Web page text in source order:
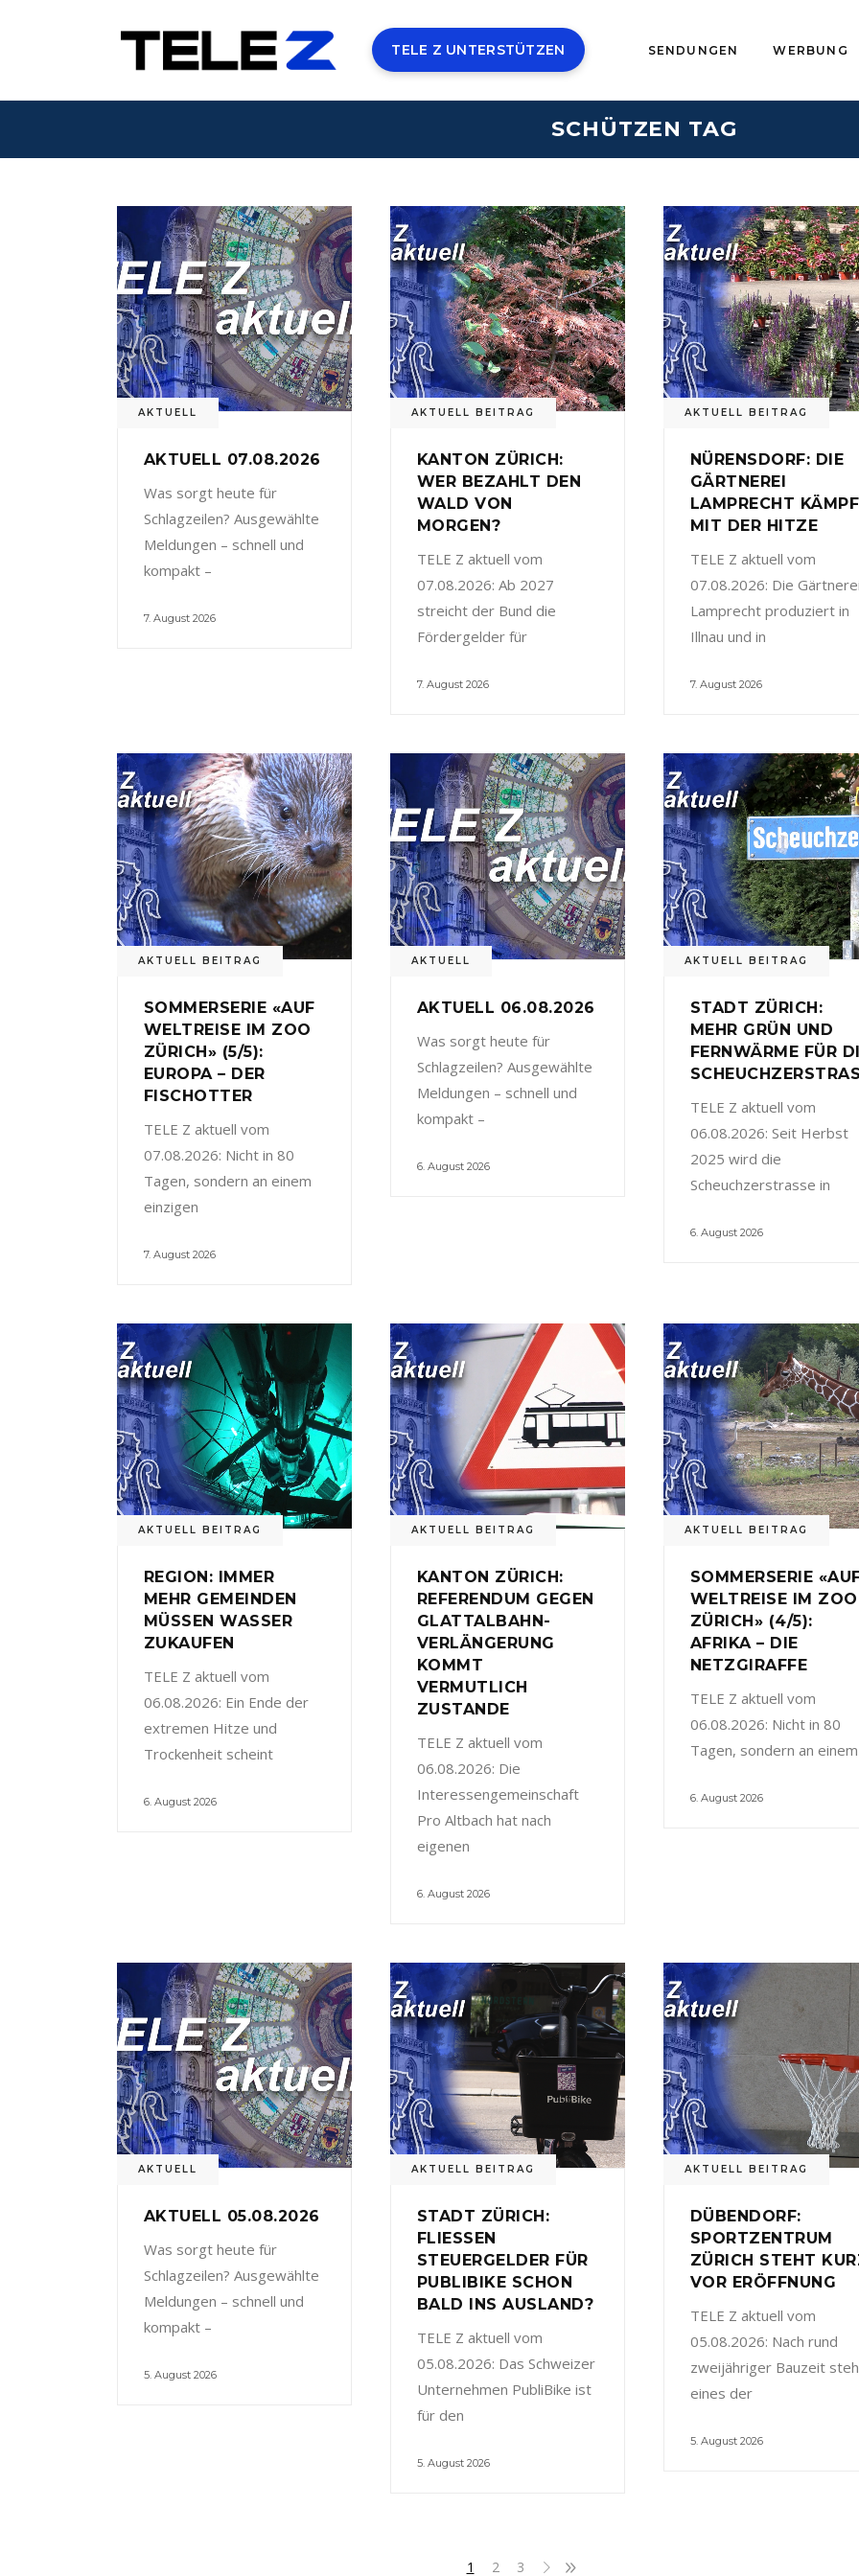
TELE Z UNTERSTÜTZEN SENDUNGEN WERBUNG
SCHÜTZEN TAG
AKTUELL
AKTUELL 07.08.2026
Was sorgt heute für
Schlagzeilen? Ausgewählte
Meldungen – schnell und
kompakt –
7. August 2026
AKTUELL BEITRAG
KANTON ZÜRICH:
WER BEZAHLT DEN
WALD VON
MORGEN?
TELE Z aktuell vom
07.08.2026: Ab 2027
streicht der Bund die
Fördergelder für
7. August 2026
AKTUELL BEITRAG
NÜRENSDORF: DIE
GÄRTNEREI
LAMPRECHT
MIT DER HITZE
TELE Z aktuell vom
07.08.2026: Die
Lamprecht produziert in
Illnau und in
7. August 2026
AKTUELL BEITRAG
SOMMERSERIE «AUF
WELTREISE IM ZOO
ZÜRICH» (5/5):
EUROPA – DER
FISCHOTTER
TELE Z aktuell vom
07.08.2026: Nicht in 80
Tagen, sondern an einem
einzigen
7. August 2026
AKTUELL
AKTUELL 06.08.2026
Was sorgt heute für
Schlagzeilen? Ausgewählte
Meldungen – schnell und
kompakt –
6. August 2026
AKTUELL BEITRAG
STADT ZÜRICH:
MEHR GRÜN UND
FERNWÄRME FÜR
TELE Z aktuell vom
06.08.2026: Seit Herbst
2025 wird die
Scheuchzerstrasse in
6. August 2026
AKTUELL BEITRAG
REGION: IMMER
MEHR GEMEINDEN
MÜSSEN WASSER
ZUKAUFEN
TELE Z aktuell vom
06.08.2026: Ein Ende der
extremen Hitze und
Trockenheit scheint
6. August 2026
AKTUELL BEITRAG
KANTON ZÜRICH:
REFERENDUM GEGEN
GLATTALBAHN-
VERLÄNGERUNG
KOMMT
VERMUTLICH
ZUSTANDE
TELE Z aktuell vom
06.08.2026: Die
Interessengemeinschaft
Pro Altbach hat nach
eigenen
6. August 2026
AKTUELL BEITRAG
SOMMERSERIE
WELTREISE IM ZOO
ZÜRICH» (4/5):
AFRIKA – DIE
NETZGIRAFFE
TELE Z aktuell vom
06.08.2026: Nicht in 80
Tagen, sondern an einem
6. August 2026
AKTUELL
AKTUELL 05.08.2026
Was sorgt heute für
Schlagzeilen? Ausgewählte
Meldungen – schnell und
kompakt –
5. August 2026
AKTUELL BEITRAG
STADT ZÜRICH:
FLIESSEN
STEUERGELDER FÜR
PUBLIBIKE SCHON
BALD INS AUSLAND?
TELE Z aktuell vom
05.08.2026: Das Schweizer
Unternehmen PubliBike ist
für den
5. August 2026
AKTUELL BEITRAG
DÜBENDORF:
SPORTZENTRUM
ZÜRICH STEHT
VOR ERÖFFNUNG
TELE Z aktuell vom
05.08.2026: Nach rund
zweijähriger Bauzeit
eines der
5. August 2026
1 2 3